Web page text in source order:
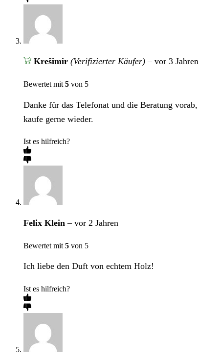
Krešimir (Verifizierter Käufer) – vor 3 Jahren
Bewertet mit 5 von 5
Danke für das Telefonat und die Beratung vorab,
kaufe gerne wieder.
Ist es hilfreich?
Felix Klein– vor 2 Jahren
Bewertet mit 5 von 5
Ich liebe den Duft von echtem Holz!
Ist es hilfreich?